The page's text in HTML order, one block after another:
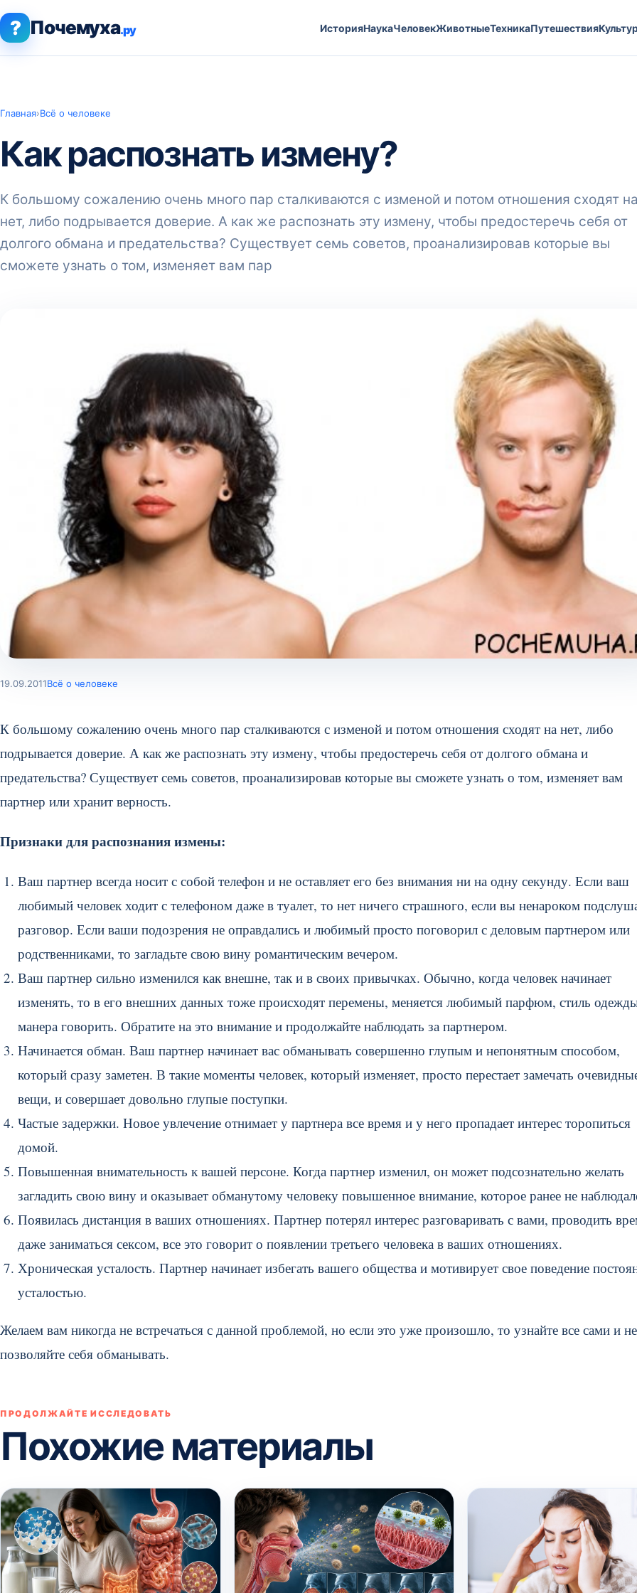
? Почемуха.ру ИсторияНаукаЧеловекЖивотныеТехникаПутешествия
Главная›Всё о человеке
Как распознать измену?
К большому сожалению очень много пар сталкиваются с изменой и потом отношения сходят
нет, либо подрывается доверие. А как же распознать эту измену, чтобы предостеречь себя от
долгого обмана и предательства? Существует семь советов, проанализировав которые вы
сможете узнать о том, изменяет вам пар
19.09.2011Всё о человеке
К большому сожалению очень много пар сталкиваются с изменой и потом отношения сходят на нет, либо
подрывается доверие. А как же распознать эту измену, чтобы предостеречь себя от долгого обмана и
предательства? Существует семь советов, проанализировав которые вы сможете узнать о том, изменяет вам
партнер или хранит верность.
Признаки для распознания измены:
Ваш партнер всегда носит с собой телефон и не оставляет его без внимания ни на одну секунду. Если ваш
любимый человек ходит с телефоном даже в туалет, то нет ничего страшного, если вы ненароком
разговор. Если ваши подозрения не оправдались и любимый просто поговорил с деловым партнером или
родственниками, то загладьте свою вину романтическим вечером.
Ваш партнер сильно изменился как внешне, так и в своих привычках. Обычно, когда человек начинает
изменять, то в его внешних данных тоже происходят перемены, меняется любимый парфюм, стиль
манера говорить. Обратите на это внимание и продолжайте наблюдать за партнером.
Начинается обман. Ваш партнер начинает вас обманывать совершенно глупым и непонятным способом,
который сразу заметен. В такие моменты человек, который изменяет, просто перестает замечать
вещи, и совершает довольно глупые поступки.
Частые задержки. Новое увлечение отнимает у партнера все время и у него пропадает интерес торопиться
домой.
Повышенная внимательность к вашей персоне. Когда партнер изменил, он может подсознательно желать
загладить свою вину и оказывает обманутому человеку повышенное внимание, которое ранее не
Появилась дистанция в ваших отношениях. Партнер потерял интерес разговаривать с вами, проводить
даже заниматься сексом, все это говорит о появлении третьего человека в ваших отношениях.
Хроническая усталость. Партнер начинает избегать вашего общества и мотивирует свое поведение
усталостью.
Желаем вам никогда не встречаться с данной проблемой, но если это уже произошло, то узнайте все сами и не
позволяйте себя обманывать.
ПРОДОЛЖАЙТЕ ИССЛЕДОВАТЬ
Похожие материалы